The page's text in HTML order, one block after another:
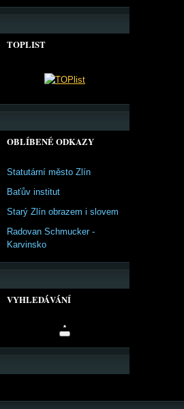
TOPLIST
OBLÍBENÉ ODKAZY
Statutární město Zlín
Baťův institut
Starý Zlín obrazem i slovem
Radovan Schmucker -
Karvinsko
VYHLEDÁVÁNÍ